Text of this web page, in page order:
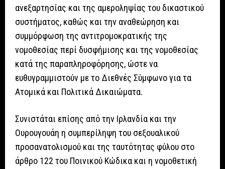
ανεξαρτησίας και της αμεροληψίας του δικαστικού
συστήματος, καθώς και την αναθεώρηση και
συμμόρφωση της αντιτρομοκρατικής της
νομοθεσίας περί δυσφήμισης και της νομοθεσίας
κατά της παραπληροφόρησης, ώστε να
ευθυγραμμιστούν με το Διεθνές Σύμφωνο για τα
Ατομικά και Πολιτικά Δικαιώματα.
Συνιστάται επίσης από την Ιρλανδία και την
Ουρουγουάη η συμπερίληψη του σεξουαλικού
προσανατολισμού και της ταυτότητας φύλου στο
άρθρο 122 του Ποινικού Κώδικα και η νομοθετική